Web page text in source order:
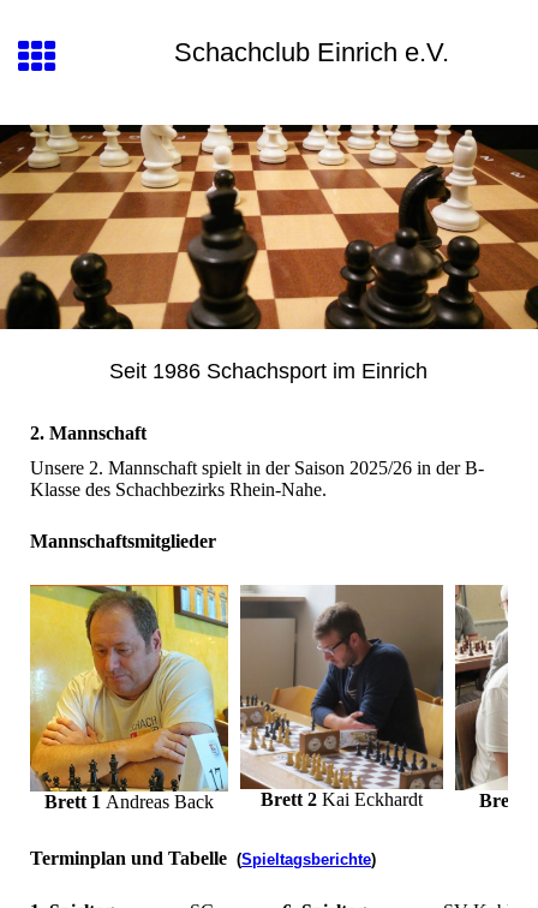
Schachclub Einrich e.V.
Seit 1986 Schachsport im Einrich
2. Mannschaft
Unsere 2. Mannschaft spielt in der Saison 2025/26 in der B-
Klasse des Schachbezirks Rhein-Nahe.
Mannschaftsmitglieder
Brett 1 Andreas Back Brett 2 Kai Eckhardt Brett 3
Terminplan und Tabelle (Spieltagsberichte)